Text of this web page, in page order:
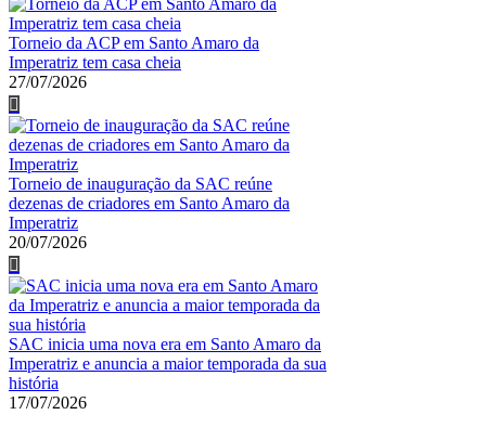
Torneio da ACP em Santo Amaro da
Imperatriz tem casa cheia
27/07/2026
Torneio de inauguração da SAC reúne
dezenas de criadores em Santo Amaro da
Imperatriz
20/07/2026
SAC inicia uma nova era em Santo Amaro da
Imperatriz e anuncia a maior temporada da sua
história
17/07/2026